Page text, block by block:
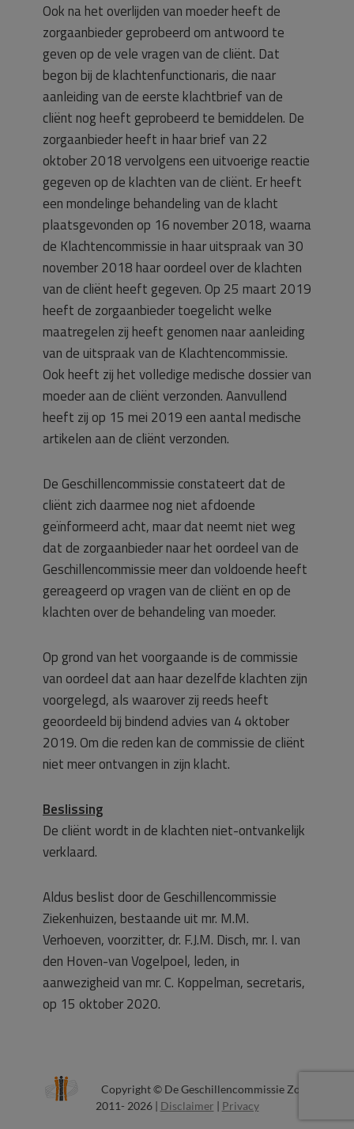
Ook na het overlijden van moeder heeft de
zorgaanbieder geprobeerd om antwoord te
geven op de vele vragen van de cliënt. Dat
begon bij de klachtenfunctionaris, die naar
aanleiding van de eerste klachtbrief van de
cliënt nog heeft geprobeerd te bemiddelen. De
zorgaanbieder heeft in haar brief van 22
oktober 2018 vervolgens een uitvoerige reactie
gegeven op de klachten van de cliënt. Er heeft
een mondelinge behandeling van de klacht
plaatsgevonden op 16 november 2018, waarna
de Klachtencommissie in haar uitspraak van 30
november 2018 haar oordeel over de klachten
van de cliënt heeft gegeven. Op 25 maart 2019
heeft de zorgaanbieder toegelicht welke
maatregelen zij heeft genomen naar aanleiding
van de uitspraak van de Klachtencommissie.
Ook heeft zij het volledige medische dossier van
moeder aan de cliënt verzonden. Aanvullend
heeft zij op 15 mei 2019 een aantal medische
artikelen aan de cliënt verzonden.
De Geschillencommissie constateert dat de
cliënt zich daarmee nog niet afdoende
geïnformeerd acht, maar dat neemt niet weg
dat de zorgaanbieder naar het oordeel van de
Geschillencommissie meer dan voldoende heeft
gereageerd op vragen van de cliënt en op de
klachten over de behandeling van moeder.
Op grond van het voorgaande is de commissie
van oordeel dat aan haar dezelfde klachten zijn
voorgelegd, als waarover zij reeds heeft
geoordeeld bij bindend advies van 4 oktober
2019. Om die reden kan de commissie de cliënt
niet meer ontvangen in zijn klacht.
Beslissing
De cliënt wordt in de klachten niet-ontvankelijk
verklaard.
Aldus beslist door de Geschillencommissie
Ziekenhuizen, bestaande uit mr. M.M.
Verhoeven, voorzitter, dr. F.J.M. Disch, mr. I. van
den Hoven-van Vogelpoel, leden, in
aanwezigheid van mr. C. Koppelman, secretaris,
op 15 oktober 2020.
Copyright © De Geschillencommissie Zorg
2011- 2026 | Disclaimer | Privacy